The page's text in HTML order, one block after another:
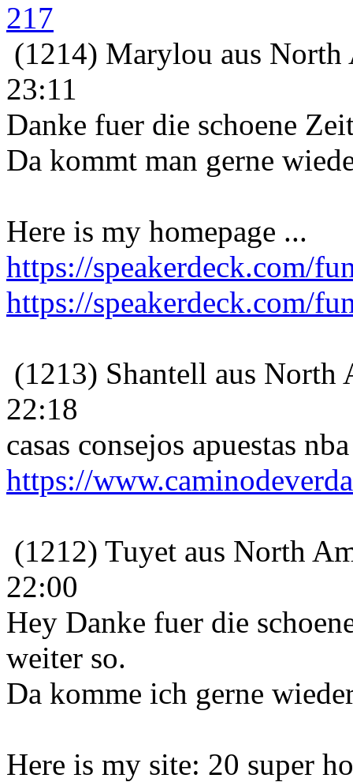
217
(1214) Marylou aus North
23:11
Danke fuer die schoene
Da kommt man gerne
Here is my homepage ...
https://speakerdeck.com/
https://speakerdeck.com/
(1213) Shantell aus North
22:18
casas consejos apuestas
https://
(1212) Tuyet aus North
22:00
Hey Danke fuer die
weiter so.
Da komme ich gerne
Here is my site: 20 super